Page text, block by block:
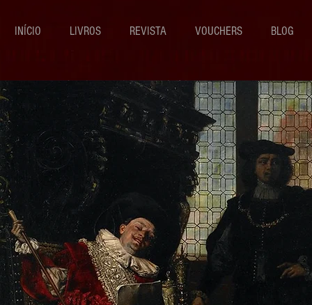
INÍCIO LIVROS REVISTA VOUCHERS BLOG